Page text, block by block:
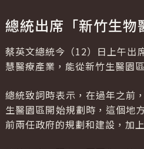
總統出席「新竹生物
蔡英文總統今（12）日上午出
慧醫療產業，能從新竹生醫園
總統致詞時表示，在過年之前
生醫園區開始規劃時，這個地
前兩任政府的規劃和建設，加